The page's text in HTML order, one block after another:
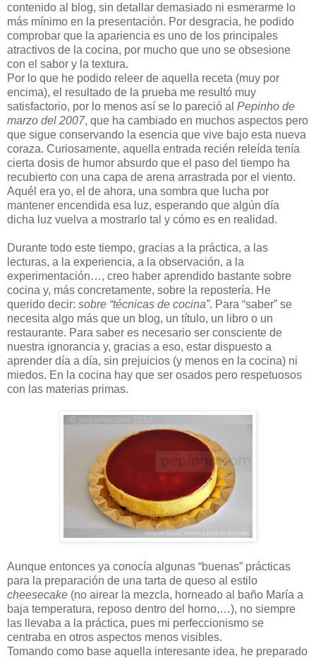
contenido al blog, sin detallar demasiado ni esmerarme lo
más mínimo en la presentación. Por desgracia, he podido
comprobar que la apariencia es uno de los principales
atractivos de la cocina, por mucho que uno se obsesione
con el sabor y la textura.
Por lo que he podido releer de aquella receta (muy por
encima), el resultado de la prueba me resultó muy
satisfactorio, por lo menos así se lo pareció al Pepinho de
marzo del 2007, que ha cambiado en muchos aspectos pero
que sigue conservando la esencia que vive bajo esta nueva
coraza. Curiosamente, aquella entrada recién releída tenía
cierta dosis de humor absurdo que el paso del tiempo ha
recubierto con una capa de arena arrastrada por el viento.
Aquél era yo, el de ahora, una sombra que lucha por
mantener encendida esa luz, esperando que algún día
dicha luz vuelva a mostrarlo tal y cómo es en realidad.
Durante todo este tiempo, gracias a la práctica, a las
lecturas, a la experiencia, a la observación, a la
experimentación…, creo haber aprendido bastante sobre
cocina y, más concretamente, sobre la repostería. He
querido decir: sobre “técnicas de cocina”. Para “saber” se
necesita algo más que un blog, un título, un libro o un
restaurante. Para saber es necesario ser consciente de
nuestra ignorancia y, gracias a eso, estar dispuesto a
aprender día a día, sin prejuicios (y menos en la cocina) ni
miedos. En la cocina hay que ser osados pero respetuosos
con las materias primas.
Aunque entonces ya conocía algunas “buenas” prácticas
para la preparación de una tarta de queso al estilo
cheesecake (no airear la mezcla, horneado al baño María a
baja temperatura, reposo dentro del horno,…), no siempre
las llevaba a la práctica, pues mi perfeccionismo se
centraba en otros aspectos menos visibles.
Tomando como base aquella interesante idea, he preparado